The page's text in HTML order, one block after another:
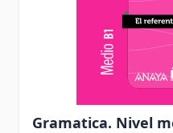
Gramatica. Nivel